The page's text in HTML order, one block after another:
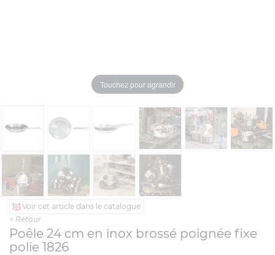
Touchez pour agrandir
Voir cet article dans le catalogue
< Retour
Poêle 24 cm en inox brossé poignée fixe
polie 1826